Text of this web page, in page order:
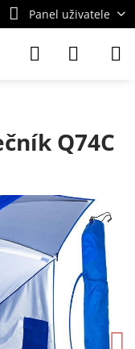
Panel uživatele
Q74C